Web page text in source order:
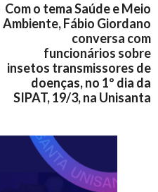
Com o tema Saúde e Meio
Ambiente, Fábio Giordano
conversa com
funcionários sobre
insetos transmissores de
doenças, no 1º dia da
SIPAT, 19/3, na Unisanta